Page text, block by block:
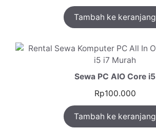
Tambah ke keranjang
Sewa PC AIO Core i5
Rp100.000
Tambah ke keranjang